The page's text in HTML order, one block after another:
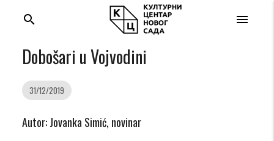
menu
search
Dobošari u Vojvodini
31/12/2019
Autor: Jovanka Simić, novinar